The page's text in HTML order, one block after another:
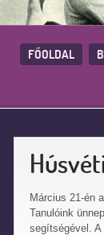
FŐOLDAL
Március 21-én
Tanulóink
segítségével.